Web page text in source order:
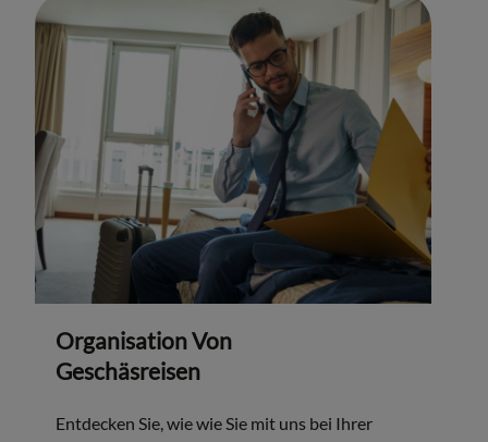
Organisation Von
Geschäsreisen
Entdecken Sie, wie wie Sie mit uns bei Ihrer